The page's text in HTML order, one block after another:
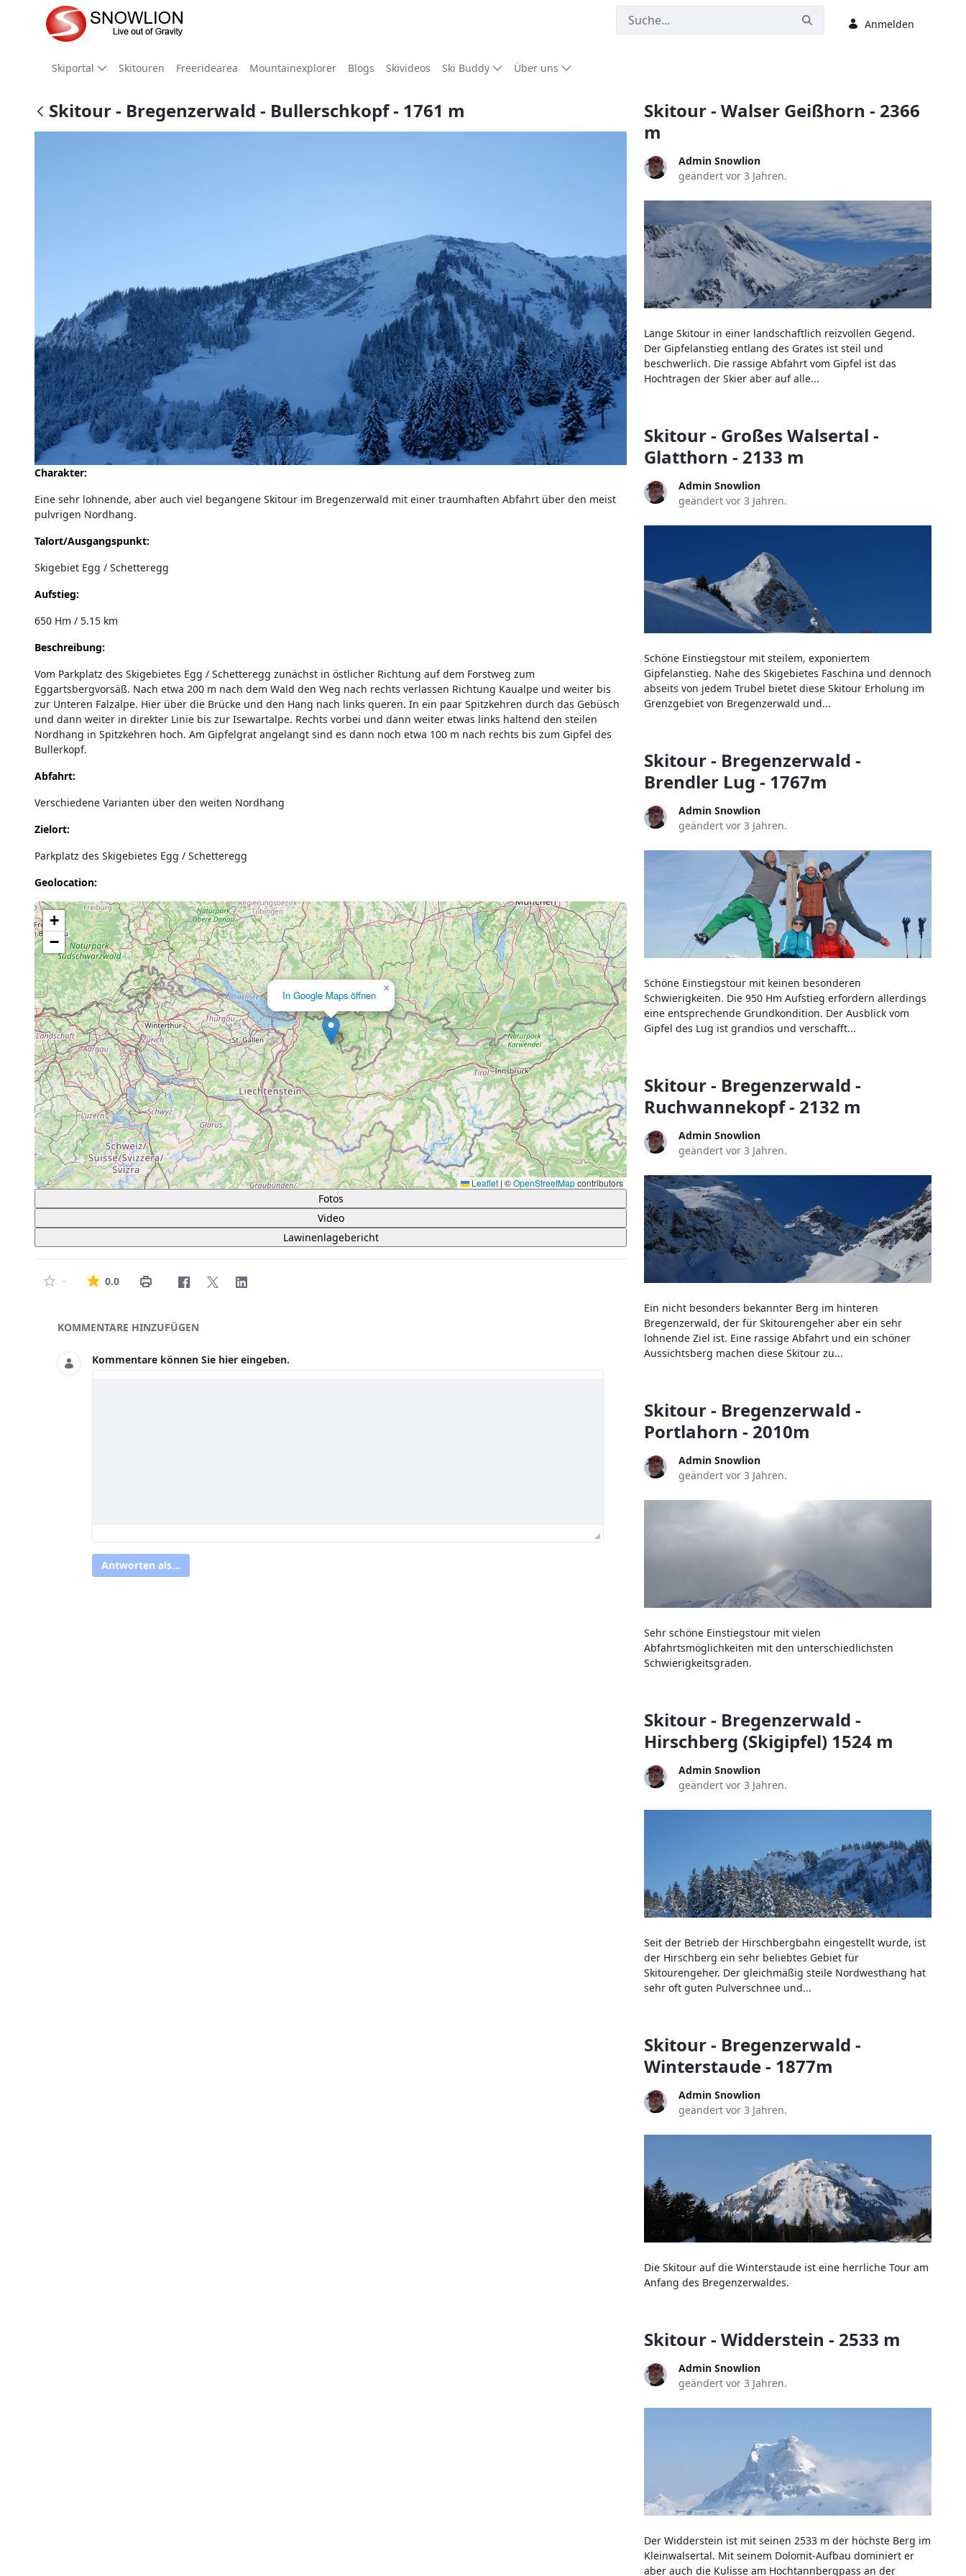
Zum Hauptinhalt springen
Anmelden
Skiportal Skitouren Freeridearea Mountainexplorer Blogs Skivideos Ski Buddy Über uns
Skitour - Bregenzerwald - Bullerschkopf - 1761 m
Charakter:
Eine sehr lohnende, aber auch viel begangene Skitour im Bregenzerwald mit einer traumhaften Abfahrt über den meist
pulvrigen Nordhang.
Talort/Ausgangspunkt:
Skigebiet Egg / Schetteregg
Aufstieg:
650 Hm / 5.15 km
Beschreibung:
Vom Parkplatz des Skigebietes Egg / Schetteregg zunächst in östlicher Richtung auf dem Forstweg zum
Eggartsbergvorsäß. Nach etwa 200 m nach dem Wald den Weg nach rechts verlassen Richtung Kaualpe und weiter bis
zur Unteren Falzalpe. Hier über die Brücke und den Hang nach links queren. In ein paar Spitzkehren durch das Gebüsch
und dann weiter in direkter Linie bis zur Isewartalpe. Rechts vorbei und dann weiter etwas links haltend den steilen
Nordhang in Spitzkehren hoch. Am Gipfelgrat angelangt sind es dann noch etwa 100 m nach rechts bis zum Gipfel des
Bullerkopf.
Abfahrt:
Verschiedene Varianten über den weiten Nordhang
Zielort:
Parkplatz des Skigebietes Egg / Schetteregg
Geolocation:
Lade Karte...
In Google Maps öffnen
×
+
−
Leaflet | ©OpenStreetMapcontributors
Fotos
Video
Lawinenlagebericht
- 0.0Die durchschnittliche Bewertung ist 0 von 5 Sternen.
Asset-Herausgeber
KOMMENTARE HINZUFÜGEN
Kommentare können Sie hier eingeben.
Antworten als...
Skitour - Walser Geißhorn - 2366
m
Admin Snowlion
geändert vor 3 Jahren.
Lange Skitour in einer landschaftlich reizvollen Gegend.
Der Gipfelanstieg entlang des Grates ist steil und
beschwerlich. Die rassige Abfahrt vom Gipfel ist das
Hochtragen der Skier aber auf alle...
Skitour - Großes Walsertal -
Glatthorn - 2133 m
Admin Snowlion
geändert vor 3 Jahren.
Schöne Einstiegstour mit steilem, exponiertem
Gipfelanstieg. Nahe des Skigebietes Faschina und dennoch
abseits von jedem Trubel bietet diese Skitour Erholung im
Grenzgebiet von Bregenzerwald und...
Skitour - Bregenzerwald -
Brendler Lug - 1767m
Admin Snowlion
geändert vor 3 Jahren.
Schöne Einstiegstour mit keinen besonderen
Schwierigkeiten. Die 950 Hm Aufstieg erfordern allerdings
eine entsprechende Grundkondition. Der Ausblick vom
Gipfel des Lug ist grandios und verschafft...
Skitour - Bregenzerwald -
Ruchwannekopf - 2132 m
Admin Snowlion
geändert vor 3 Jahren.
Ein nicht besonders bekannter Berg im hinteren
Bregenzerwald, der für Skitourengeher aber ein sehr
lohnende Ziel ist. Eine rassige Abfahrt und ein schöner
Aussichtsberg machen diese Skitour zu...
Skitour - Bregenzerwald -
Portlahorn - 2010m
Admin Snowlion
geändert vor 3 Jahren.
Sehr schöne Einstiegstour mit vielen
Abfahrtsmöglichkeiten mit den unterschiedlichsten
Schwierigkeitsgraden.
Skitour - Bregenzerwald -
Hirschberg (Skigipfel) 1524 m
Admin Snowlion
geändert vor 3 Jahren.
Seit der Betrieb der Hirschbergbahn eingestellt wurde, ist
der Hirschberg ein sehr beliebtes Gebiet für
Skitourengeher. Der gleichmäßig steile Nordwesthang hat
sehr oft guten Pulverschnee und...
Skitour - Bregenzerwald -
Winterstaude - 1877m
Admin Snowlion
geändert vor 3 Jahren.
Die Skitour auf die Winterstaude ist eine herrliche Tour am
Anfang des Bregenzerwaldes.
Skitour - Widderstein - 2533 m
Admin Snowlion
geändert vor 3 Jahren.
Der Widderstein ist mit seinen 2533 m der höchste Berg im
Kleinwalsertal. Mit seinem Dolomit-Aufbau dominiert er
aber auch die Kulisse am Hochtannbergpass an der